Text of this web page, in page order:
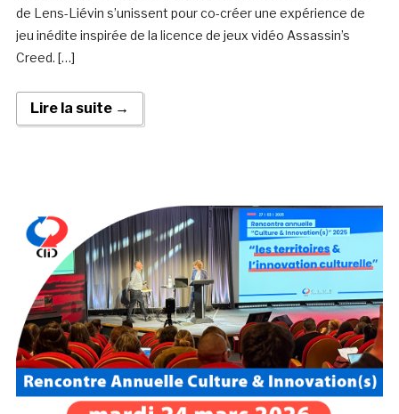
de Lens-Liévin s’unissent pour co-créer une expérience de
jeu inédite inspirée de la licence de jeux vidéo Assassin’s
Creed. […]
Lire la suite →